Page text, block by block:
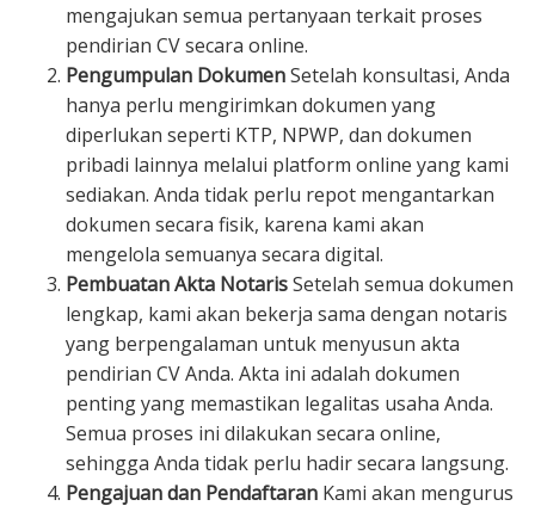
mengajukan semua pertanyaan terkait proses
pendirian CV secara online.
Pengumpulan DokumenSetelah konsultasi, Anda
hanya perlu mengirimkan dokumen yang
diperlukan seperti KTP, NPWP, dan dokumen
pribadi lainnya melalui platform online yang kami
sediakan. Anda tidak perlu repot mengantarkan
dokumen secara fisik, karena kami akan
mengelola semuanya secara digital.
Pembuatan Akta NotarisSetelah semua dokumen
lengkap, kami akan bekerja sama dengan notaris
yang berpengalaman untuk menyusun akta
pendirian CV Anda. Akta ini adalah dokumen
penting yang memastikan legalitas usaha Anda.
Semua proses ini dilakukan secara online,
sehingga Anda tidak perlu hadir secara langsung.
Pengajuan dan Pendaftaran Kami akan mengurus